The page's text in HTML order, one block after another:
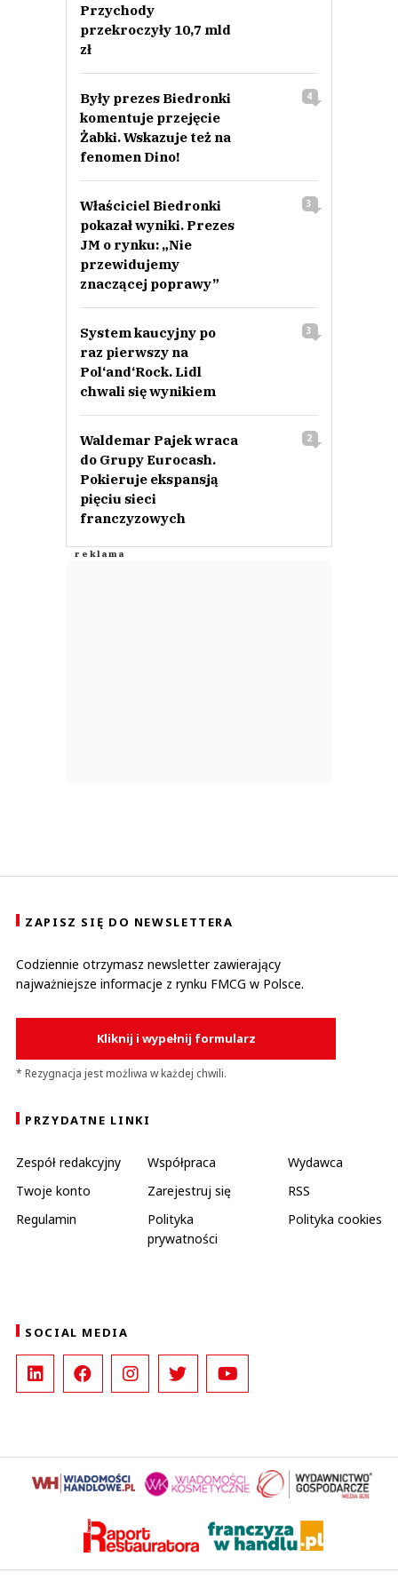
Przychody
przekroczyły 10,7 mld
zł
Były prezes Biedronki
komentuje przejęcie
Żabki. Wskazuje też na
fenomen Dino!
4
Właściciel Biedronki
pokazał wyniki. Prezes
JM o rynku: „Nie
przewidujemy
znaczącej poprawy”
3
System kaucyjny po
raz pierwszy na
Pol‘and‘Rock. Lidl
chwali się wynikiem
3
Waldemar Pajek wraca
do Grupy Eurocash.
Pokieruje ekspansją
pięciu sieci
franczyzowych
2
ZAPISZ SIĘ DO NEWSLETTERA
Codziennie otrzymasz newsletter zawierający
najważniejsze informacje z rynku FMCG w Polsce.
Kliknij i wypełnij formularz
* Rezygnacja jest możliwa w każdej chwili.
PRZYDATNE LINKI
Zespół redakcyjny Współpraca
Wydawca
Twoje konto
Zarejestruj się
RSS
Regulamin
Polityka
prywatności
Polityka cookies
SOCIAL MEDIA